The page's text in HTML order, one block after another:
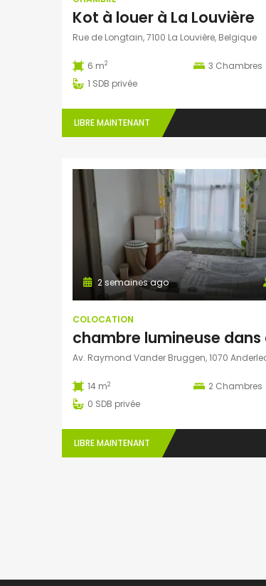
Kot à louer à La Louvière
Rue de Longtain, 7100 La Louvière, Belgique
6 m2 3 Chambres
1 SDB privée
LIBRE MAINTENANT
2 semaines ago
COLOCATION
14 m2 2 Chambres
0 SDB privée
LIBRE MAINTENANT